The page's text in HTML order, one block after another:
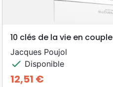
10 clés de la vie en couple
Jacques Poujol
check Disponible
Prix
12,51 €